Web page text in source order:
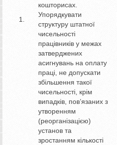
кошторисах.
Упорядкувати
структуру штатної
чисельності
працівників у межах
затверджених
асигнувань на оплату
праці, не допускати
збільшення такої
чисельності, крім
випадків, пов’язаних з
утворенням
(реорганізацією)
установ та
зростанням кількості